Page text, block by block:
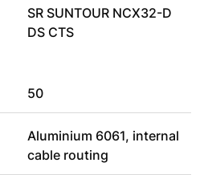
SR SUNTOUR NCX32-D
DS CTS
50
Aluminium 6061, internal
cable routing